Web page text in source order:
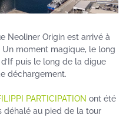
Neoliner Origin est arrivé à
Un moment magique, le long
puis le long de la digue
déchargement.
PARTICIPATION ont été
déhalé au pied de la tour